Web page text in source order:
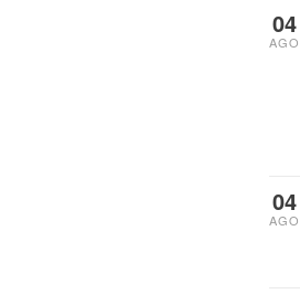
04
AGO
04
AGO